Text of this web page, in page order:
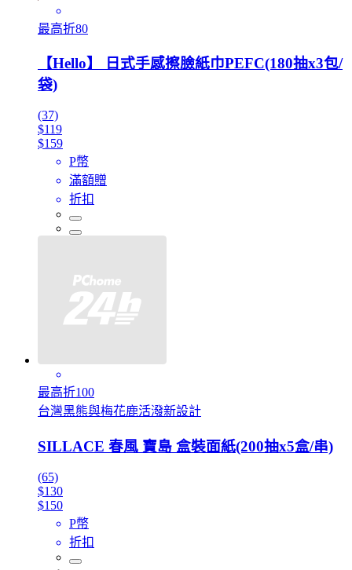
最高折80
【Hello】 日式手感擦臉紙巾PEFC(180抽x3包/
袋)
(37)
$119
$159
P幣
滿額贈
折扣
最高折100
台灣黑熊與梅花鹿活潑新設計
SILLACE 春風 寶島 盒裝面紙(200抽x5盒/串)
(65)
$130
$150
P幣
折扣